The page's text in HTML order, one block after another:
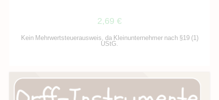
2,69 €
Kein Mehrwertsteuerausweis, da Kleinunternehmer nach §19 (1)
UStG.